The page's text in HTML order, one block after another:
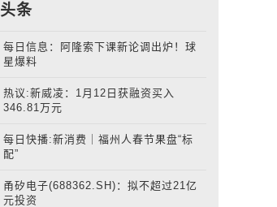
头条
每日信息：阿隆索下课新论调出炉！球
星爆料
热议:新威凌：1月12日获融资买入
346.81万元
每日快播:新消费｜福州人春节果盘“标
配”
甬矽电子(688362.SH)：拟不超过21亿
元投资